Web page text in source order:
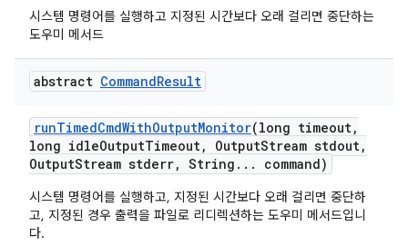
시스템 명령어를 실행하고 지정된 시간보다 오래 걸리면 중단하는
도우미 메서드
abstract CommandResult
runTimedCmdWithOutputMonitor(long timeout,
long idleOutputTimeout, OutputStream stdout,
OutputStream stderr, String . . . command)
시스템 명령어를 실행하고, 지정된 시간보다 오래 걸리면 중단하
고, 지정된 경우 출력을 파일로 리디렉션하는 도우미 메서드입니
다.